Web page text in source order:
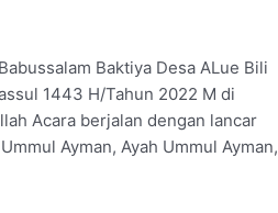
Baktiya Desa ALue Bili
1443 H/Tahun 2022 M di
Acara berjalan dengan lancar
Ayman, Ayah Ummul Ayman,